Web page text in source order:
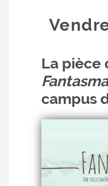
La pièce
Fantasma
campus